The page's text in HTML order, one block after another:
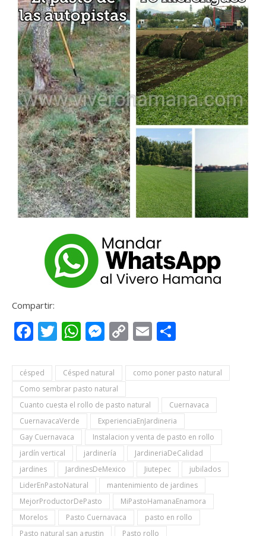
Compartir:
Facebook
Twitter
WhatsApp
Messenger
CopyEmail
césped Césped natural
como poner pasto natural
Como sembrar pasto natural
Cuanto cuesta el rollo de pasto natural
Cuernavaca
CuernavacaVerde
ExperienciaEnJardineria
Gay Cuernavaca
Instalacion y venta de pasto en rollo
jardín vertical
jardinería
JardineriaDeCalidad
jardines
JardinesDeMexico Jiutepec
jubilados
LiderEnPastoNatural
mantenimiento de jardines
MejorProductorDePasto
MiPastoHamanaEnamora
Morelos
Pasto Cuernavaca
pasto en rollo
Pasto natural san agustin
Pasto rollo